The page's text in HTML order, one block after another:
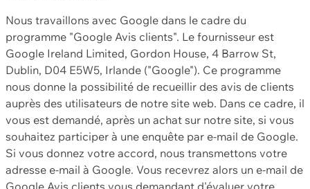
Nous travaillons avec Google dans le cadre du
programme "Google Avis clients". Le fournisseur est
Google Ireland Limited, Gordon House, 4 Barrow St,
Dublin, D04 E5W5, Irlande ("Google"). Ce programme
nous donne la possibilité de recueillir des avis de clients
auprès des utilisateurs de notre site web. Dans ce cadre, il
vous est demandé, après un achat sur notre site, si vous
souhaitez participer à une enquête par e-mail de Google.
Si vous donnez votre accord, nous transmettons votre
adresse e-mail à Google. Vous recevrez alors un e-mail de